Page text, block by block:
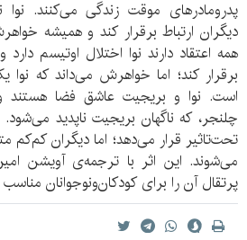
پدرومادرهای موقت زندگی می‌کنند.
دیگران ارتباط برقرار کند و همیشه
همه اعتقاد دارند نوا اختلال اوتیسم دارد
برقرار کند؛ اما خواهرش می‌داند که
است. نوا و بریجیت عاشق فضا هستند
چلنجر، که ناگهان بریجیت ناپدید
تحت‌تاثیر قرار می‌دهد؛ اما دیگران کم‌کم
می‌شوند. این اثر با ترجمه‌ی آویشن
پرتقال آن را برای کودکان‌ونوجوانان